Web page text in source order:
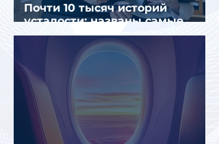
Почти 10 тысяч историй
усталости: названы самые
уставшие россияне